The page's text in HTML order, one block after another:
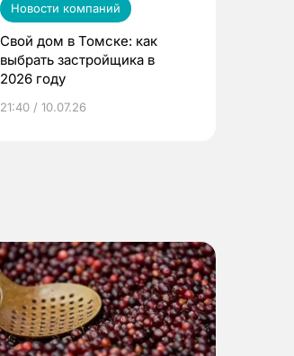
Новости компаний
Свой дом в Томске: как
выбрать застройщика в
2026 году
21:40 / 10.07.26